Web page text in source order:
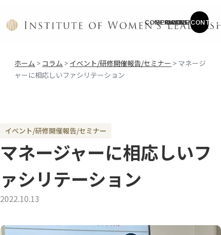
COMPANY
SERVICE
CASES
COLUMN
NEWS
ホーム > コラム > イベント/研修開催報告/セミナー > マネージ
ャーに相応しいファシリテーション
イベント/研修開催報告/セミナー
マネージャーに相応しいフ
ァシリテーション
2022.10.13